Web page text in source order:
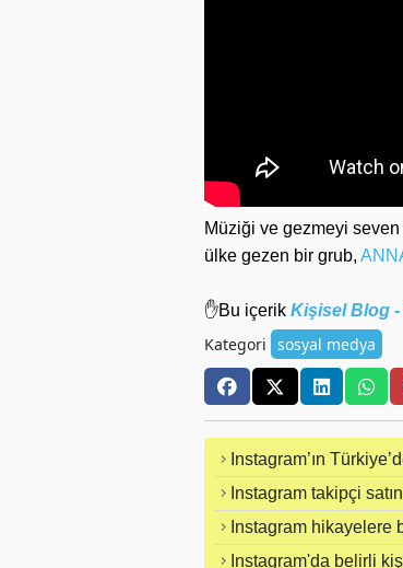
Müziği ve gezmeyi
ülke gezen bir grub,
✋Bu içerik Kişisel Blog
Kategori sosyal medya
Instagram’ın
Instagram takipçi
Instagram hikayelere
Instagram'da belirli